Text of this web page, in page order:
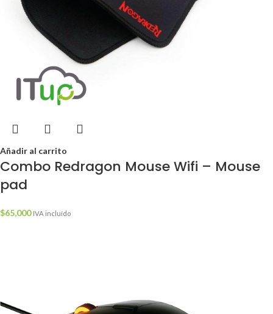
Añadir al carrito
Combo Redragon Mouse Wifi – Mouse
pad
$65,000 IVA incluído